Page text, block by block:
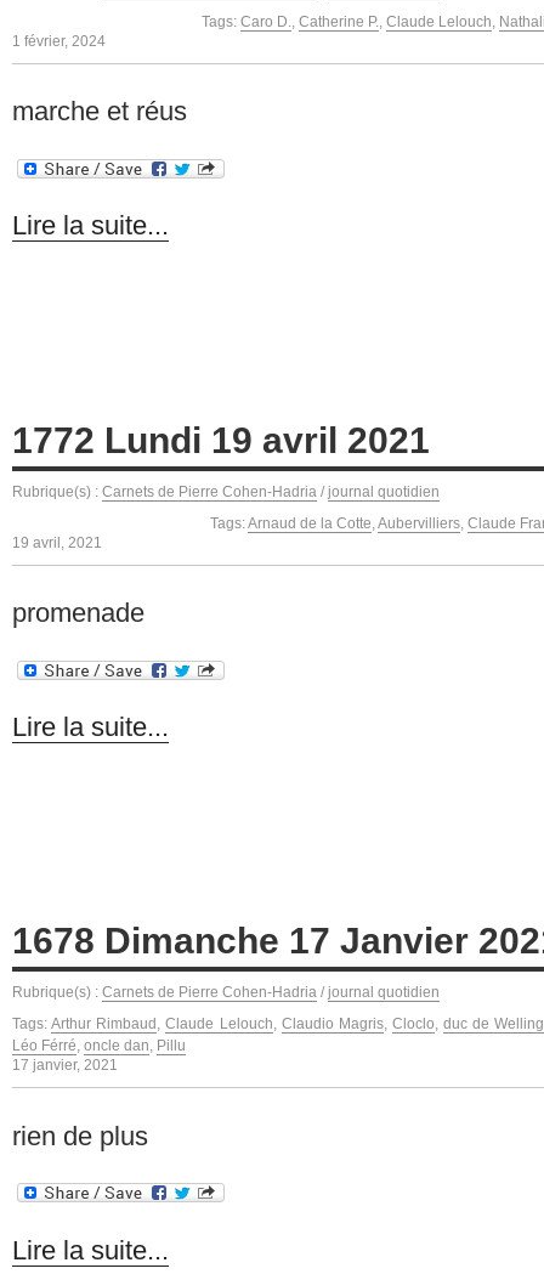
Tags: Caro D. Catherine P. Claude Lelouch
1 février, 2024
marche et réus
Lire la suite...
1772 Lundi 19 avril 2021
Rubrique(s) : Carnets de Pierre Cohen-Hadria / journal quotidien
Tags:Arnaud de la Cotte Aubervilliers Claude
19 avril, 2021
promenade
Lire la suite...
1678 Dimanche 17 Janvier
Rubrique(s) : Carnets de Pierre Cohen-Hadria / journal quotidien
Tags:Arthur Rimbaud ,Claude Lelouch, Claudio Magris, Cloclo,duc de
Léo Férré, oncle dan, Pillu
17 janvier, 2021
rien de plus
Lire la suite...